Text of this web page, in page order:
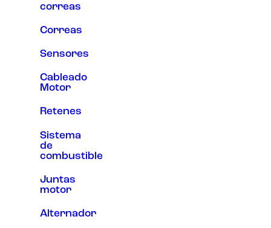
correas
Correas
Sensores
Cableado
Motor
Retenes
Sistema
de
combustible
Juntas
motor
Alternador
Al compartir tus
comportamiento
mientras visitas
aumentas la
posibilidad de
ofertas
personalizados.